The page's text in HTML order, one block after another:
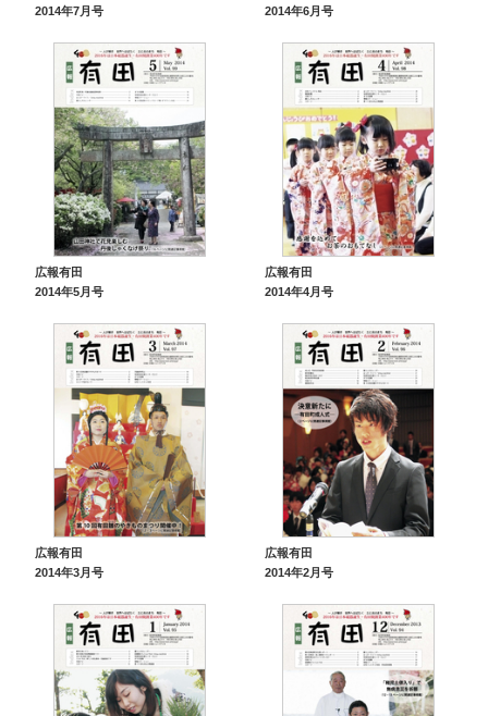
2014年7月号
2014年6月号
広報有田
2014年5月号
広報有田
2014年4月号
広報有田
2014年3月号
広報有田
2014年2月号